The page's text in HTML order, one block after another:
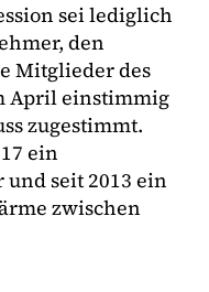
sei lediglich
den
Mitglieder des
April einstimmig
zugestimmt.
ein
und seit 2013 ein
zwischen